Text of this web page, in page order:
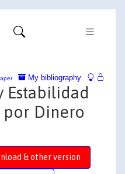
My bibliography
Estabilidad
por Dinero
& other version